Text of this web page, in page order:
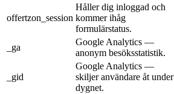
offertzon_session
Håller dig inloggad och
kommer ihåg
formulärstatus.
_ga
Google Analytics —
anonym besöksstatistik.
_gid
Google Analytics —
skiljer användare åt under
dygnet.